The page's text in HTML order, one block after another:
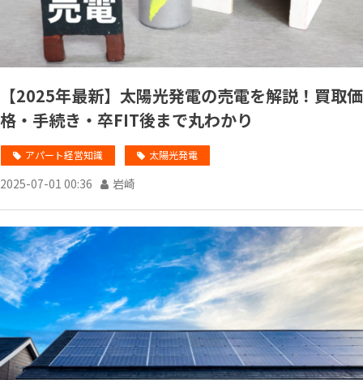
【2025年最新】太陽光発電の売電を解説！買取価
格・手続き・卒FIT後まで丸わかり
アパート経営知識 太陽光発電
2025-07-01 00:36 岩崎